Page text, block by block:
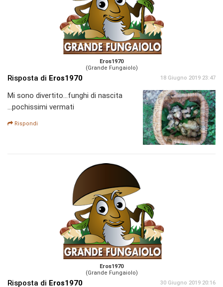
Eros1970
(Grande Fungaiolo)
Risposta di Eros1970 18 Giugno 2019 23:47
Mi sono divertito...funghi di nascita
...pochissimi vermati
Rispondi
Eros1970
(Grande Fungaiolo)
Risposta di Eros1970 30 Giugno 2019 20:16